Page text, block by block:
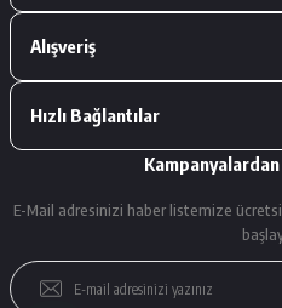
Alışveriş
Hızlı Bağlantılar
E-Mail adresinizi haber listemize